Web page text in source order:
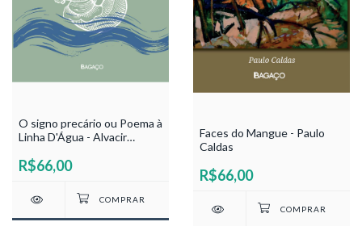
O signo precário ou Poema à
Linha D'Água - Alvacir
R$66,00
Faces do Mangue - Paulo
Caldas
R$66,00